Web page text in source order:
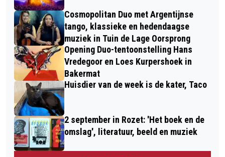
Cosmopolitan Duo met Argentijnse
tango, klassieke en hedendaagse
muziek in Tuin de Lage Oorsprong
Opening Duo-tentoonstelling Hans
Vredegoor en Loes Kurpershoek in
Bakermat
Huisdier van de week is de kater, Taco
2 september in Rozet: 'Het boek en de
omslag', literatuur, beeld en muziek